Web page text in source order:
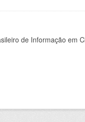
de Informação em